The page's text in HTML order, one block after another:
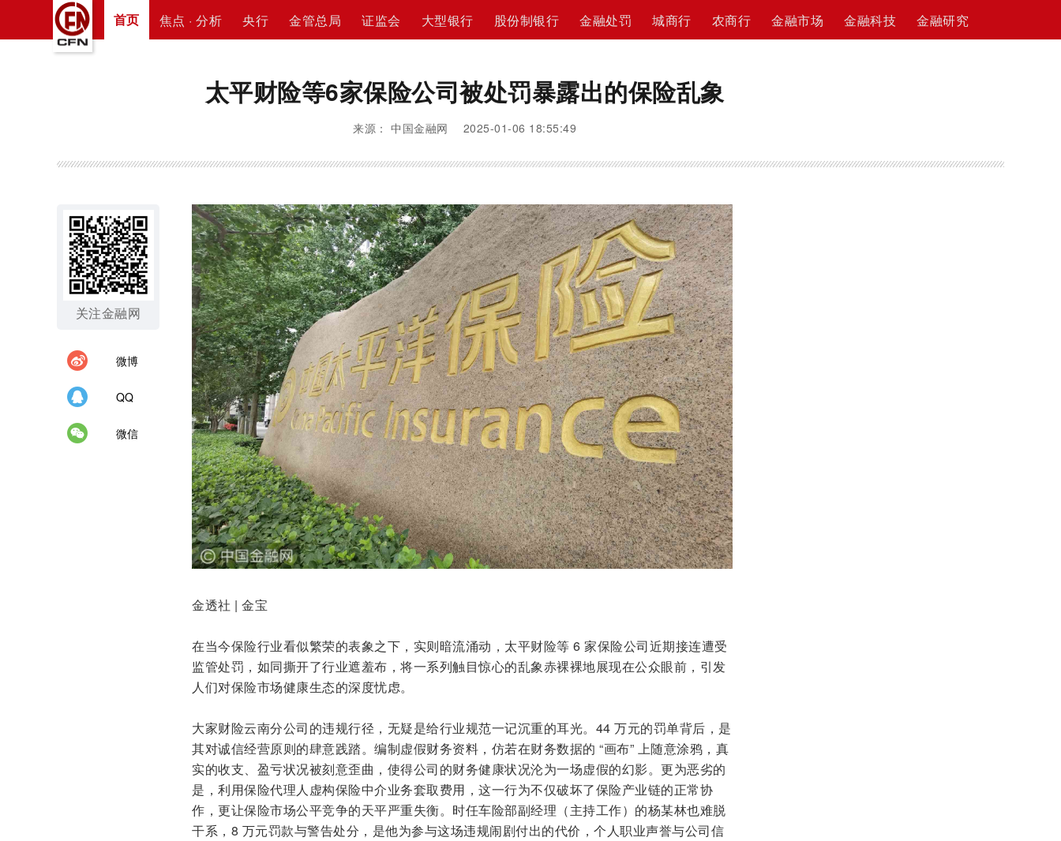
首页 焦点 · 分析 央行 金管总局 证监会 大型银行 股份制银行 金融处罚 城商行 农商行 金融市场 金融科技 金融研究
太平财险等6家保险公司被处罚暴露出的保险乱象
来源： 中国金融网 2025-01-06 18:55:49
关注金融网
微博
QQ
微信
金透社 | 金宝
在当今保险行业看似繁荣的表象之下，实则暗流涌动，太平财险等 6 家保险公司近期接连遭受
监管处罚，如同撕开了行业遮羞布，将一系列触目惊心的乱象赤裸裸地展现在公众眼前，引发
人们对保险市场健康生态的深度忧虑。
大家财险云南分公司的违规行径，无疑是给行业规范一记沉重的耳光。44 万元的罚单背后，是
其对诚信经营原则的肆意践踏。编制虚假财务资料，仿若在财务数据的 “画布” 上随意涂鸦，真
实的收支、盈亏状况被刻意歪曲，使得公司的财务健康状况沦为一场虚假的幻影。更为恶劣的
是，利用保险代理人虚构保险中介业务套取费用，这一行为不仅破坏了保险产业链的正常协
作，更让保险市场公平竞争的天平严重失衡。时任车险部副经理（主持工作）的杨某林也难脱
干系，8 万元罚款与警告处分，是他为参与这场违规闹剧付出的代价，个人职业声誉与公司信